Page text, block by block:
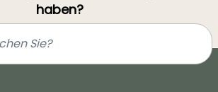
haben?